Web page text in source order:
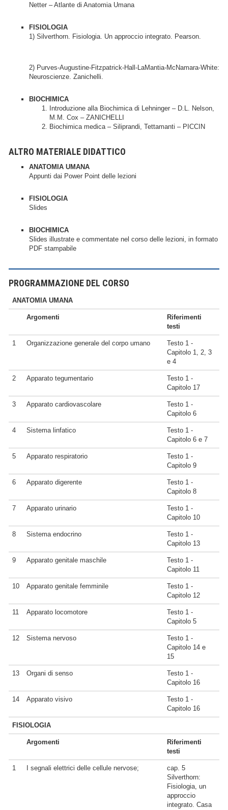
Netter – Atlante di Anatomia Umana
FISIOLOGIA
1) Silverthorn. Fisiologia. Un approccio integrato. Pearson.
2) Purves-Augustine-Fitzpatrick-Hall-LaMantia-McNamara-White:
Neuroscienze. Zanichelli.
BIOCHIMICA
Introduzione alla Biochimica di Lehninger – D.L. Nelson,
M.M. Cox – ZANICHELLI
Biochimica medica – Siliprandi, Tettamanti – PICCIN
ALTRO MATERIALE DIDATTICO
ANATOMIA UMANA
Appunti dai Power Point delle lezioni
FISIOLOGIA
Slides
BIOCHIMICA
Slides illustrate e commentate nel corso delle lezioni, in formato
PDF stampabile
PROGRAMMAZIONE DEL CORSO
ANATOMIA UMANA
Argomenti
Riferimenti
testi
1 Organizzazione generale del corpo umano
Testo 1 -
Capitolo 1, 2, 3
e 4
2 Apparato tegumentario
Testo 1 -
Capitolo 17
3 Apparato cardiovascolare
Testo 1 -
Capitolo 6
4 Sistema linfatico
Testo 1 -
Capitolo 6 e 7
5 Apparato respiratorio
Testo 1 -
Capitolo 9
6 Apparato digerente
Testo 1 -
Capitolo 8
7 Apparato urinario
Testo 1 -
Capitolo 10
8 Sistema endocrino
Testo 1 -
Capitolo 13
9 Apparato genitale maschile
Testo 1 -
Capitolo 11
10 Apparato genitale femminile
Testo 1 -
Capitolo 12
11 Apparato locomotore
Testo 1 -
Capitolo 5
12 Sistema nervoso
Testo 1 -
Capitolo 14 e
15
13 Organi di senso
Testo 1 -
Capitolo 16
14 Apparato visivo
Testo 1 -
Capitolo 16
FISIOLOGIA
Argomenti
Riferimenti
testi
1 I segnali elettrici delle cellule nervose;
cap. 5
Silverthorn:
Fisiologia, un
approccio
integrato. Casa